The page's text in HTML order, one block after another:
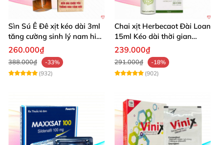
Sìn Sú Ê Đê xịt kéo dài 3ml
tăng cường sinh lý nam hiệu
quả
260.000₫
388.000₫
-33%
(932)
Chai xịt Herbecaot Đài Loan
15ml Kéo dài thời gian
Tăng khoái cảm
239.000₫
291.000₫
-18%
(902)